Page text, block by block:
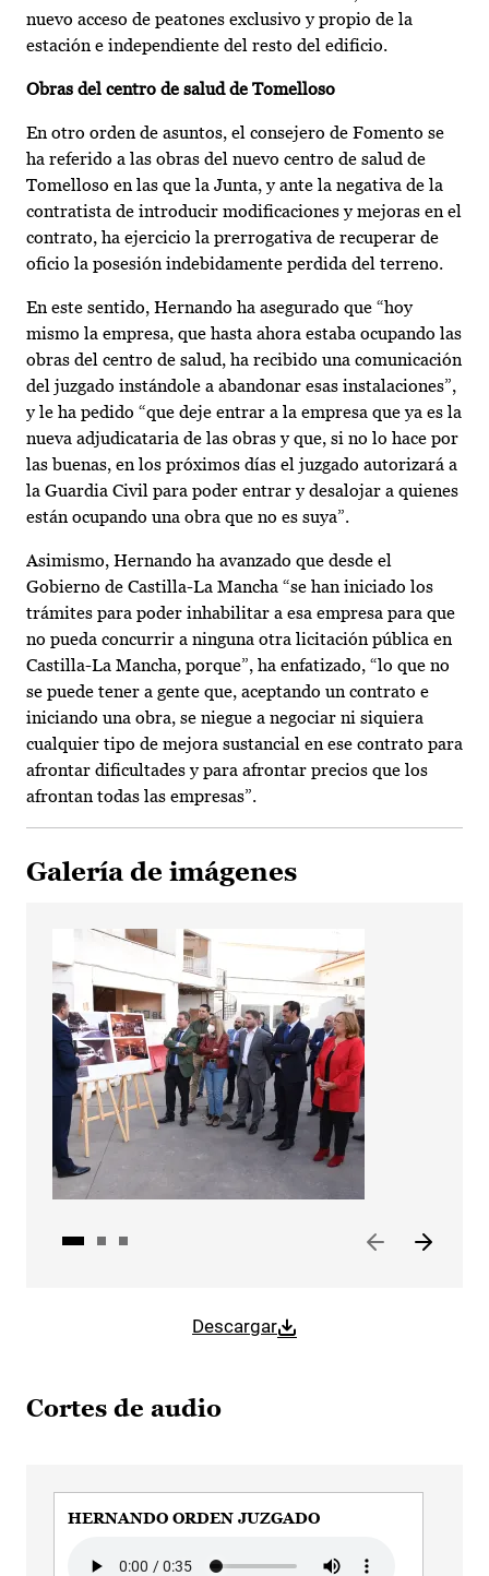
nuevo acceso de peatones exclusivo y propio de la
estación e independiente del resto del edificio.
Obras del centro de salud de Tomelloso
En otro orden de asuntos, el consejero de Fomento se
ha referido a las obras del nuevo centro de salud de
Tomelloso en las que la Junta, y ante la negativa de la
contratista de introducir modificaciones y mejoras en el
contrato, ha ejercicio la prerrogativa de recuperar de
oficio la posesión indebidamente perdida del terreno.
En este sentido, Hernando ha asegurado que “hoy
mismo la empresa, que hasta ahora estaba ocupando las
obras del centro de salud, ha recibido una comunicación
del juzgado instándole a abandonar esas instalaciones”,
y le ha pedido “que deje entrar a la empresa que ya es la
nueva adjudicataria de las obras y que, si no lo hace por
las buenas, en los próximos días el juzgado autorizará a
la Guardia Civil para poder entrar y desalojar a quienes
están ocupando una obra que no es suya”.
Asimismo, Hernando ha avanzado que desde el
Gobierno de Castilla-La Mancha “se han iniciado los
trámites para poder inhabilitar a esa empresa para que
no pueda concurrir a ninguna otra licitación pública en
Castilla-La Mancha, porque”, ha enfatizado, “lo que no
se puede tener a gente que, aceptando un contrato e
iniciando una obra, se niegue a negociar ni siquiera
cualquier tipo de mejora sustancial en ese contrato para
afrontar dificultades y para afrontar precios que los
afrontan todas las empresas”.
Galería de imágenes
Descargar
Cortes de audio
HERNANDO ORDEN JUZGADO